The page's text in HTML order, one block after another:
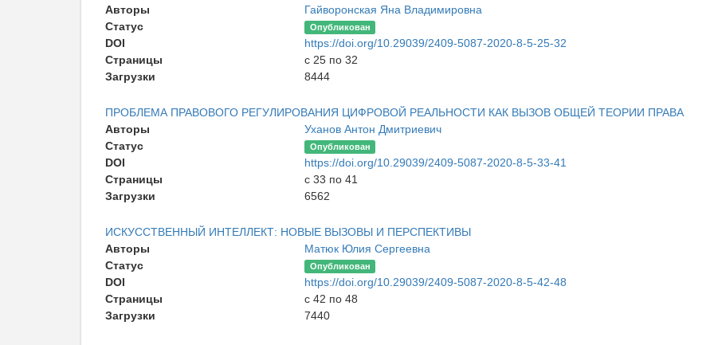
Авторы
Гайворонская Яна Владимировна
Статус
Опубликован
DOI
https://doi.org/10.29039/2409-5087-2020-8-5-25-32
Страницы
с 25 по 32
Загрузки
8444
ПРОБЛЕМА ПРАВОВОГО РЕГУЛИРОВАНИЯ ЦИФРОВОЙ РЕАЛЬНОСТИ КАК ВЫЗОВ ОБЩЕЙ ТЕОРИИ ПРАВА
Авторы
Уханов Антон Дмитриевич
Статус
Опубликован
DOI
https://doi.org/10.29039/2409-5087-2020-8-5-33-41
Страницы
с 33 по 41
Загрузки
6562
ИСКУССТВЕННЫЙ ИНТЕЛЛЕКТ: НОВЫЕ ВЫЗОВЫ И ПЕРСПЕКТИВЫ
Авторы
Матюк Юлия Сергеевна
Статус
Опубликован
DOI
https://doi.org/10.29039/2409-5087-2020-8-5-42-48
Страницы
с 42 по 48
Загрузки
7440